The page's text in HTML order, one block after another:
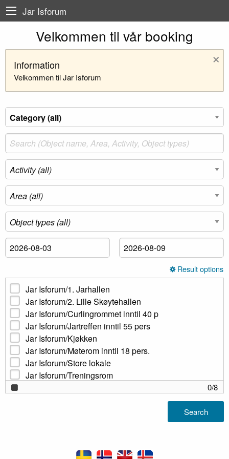
Jar Isforum
Velkommen til vår booking
×
Information
Velkommen til Jar Isforum
Result options
Jar Isforum/1. Jarhallen
Jar Isforum/2. Lille Skøytehallen
Jar Isforum/Curlingrommet inntil 40 p
Jar Isforum/Jartreffen inntil 55 pers
Jar Isforum/Kjøkken
Jar Isforum/Møterom inntil 18 pers.
Jar Isforum/Store lokale
Jar Isforum/Treningsrom
0/8
Search